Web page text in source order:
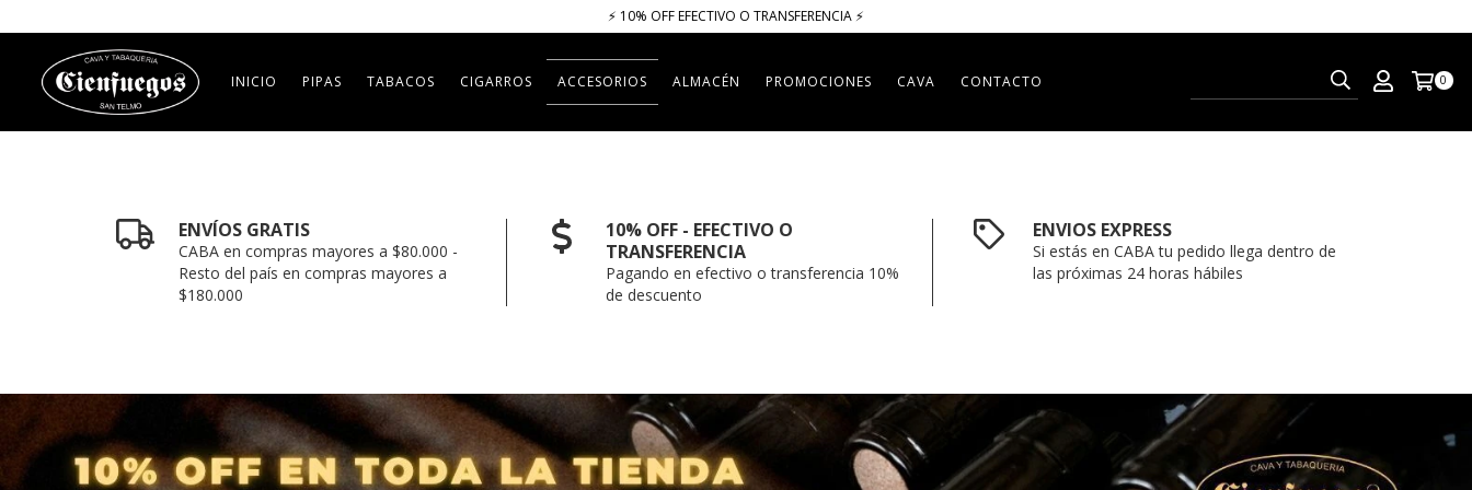
⚡​​​ 10% OFF EFECTIVO O TRANSFERENCIA ⚡​
INICIO PIPAS TABACOS CIGARROS ACCESORIOS ALMACÉN PROMOCIONES CAVA CONTACTO 0
ENVÍOS GRATIS
CABA en compras mayores a $80.000 -
Resto del país en compras mayores a
$180.000
10% OFF - EFECTIVO O
TRANSFERENCIA
Pagando en efectivo o transferencia 10%
de descuento
ENVIOS EXPRESS
Si estás en CABA tu pedido llega dentro de
las próximas 24 horas hábiles